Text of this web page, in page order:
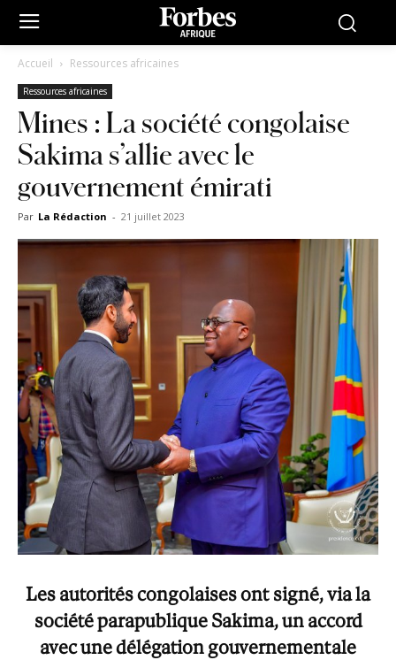
Accueil Ressources africaines
Ressources africaines
Mines : La société congolaise
Sakima s’allie avec le
gouvernement émirati
Par La Rédaction - 21 juillet 2023
Les autorités congolaises ont signé, via la
société parapublique Sakima, un accord
avec une délégation gouvernementale